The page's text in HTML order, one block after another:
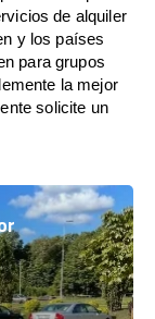
de alquiler
y los países
para grupos
la mejor
solicite un